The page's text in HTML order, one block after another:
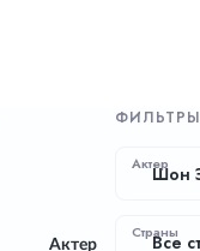
Актер
ФИЛЬТРЫ
АктерШон
Страны
Все